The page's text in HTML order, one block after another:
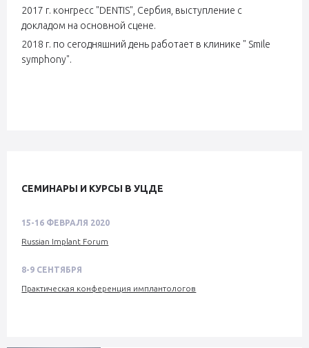
2017 г. конгресс "DENTIS", Сербия, выступление с
докладом на основной сцене.
2018 г. по сегодняшний день работает в клинике " Smile
symphony".
СЕМИНАРЫ И КУРСЫ В УЦДЕ
15-16 ФЕВРАЛЯ 2020
Russian Implant Forum
8-9 СЕНТЯБРЯ
Практическая конференция имплантологов